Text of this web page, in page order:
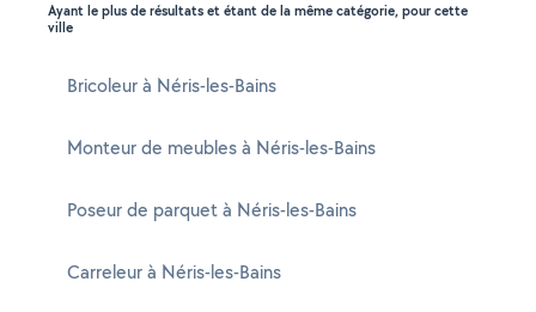
Ayant le plus de résultats et étant de la même catégorie, pour cette
ville
Bricoleur à Néris-les-Bains
Monteur de meubles à Néris-les-Bains
Poseur de parquet à Néris-les-Bains
Carreleur à Néris-les-Bains